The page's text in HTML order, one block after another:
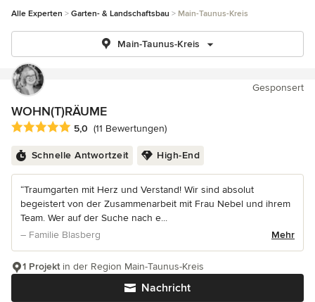
Alle Experten Garten- & Landschaftsbau Main-Taunus-Kreis
Main-Taunus-Kreis
Gesponsert
WOHN(T)RÄUME
Durchschnittliche Bewertung: 5 von 5 Sternen
5,0 (11 Bewertungen)
Schnelle Antwortzeit High-End
“Traumgarten mit Herz und Verstand! Wir sind absolut
begeistert von der Zusammenarbeit mit Frau Nebel und ihrem
Team. Wer auf der Suche nach e...
– Familie Blasberg
Mehr
Nachricht
1 Projektin der Region Main-Taunus-Kreis